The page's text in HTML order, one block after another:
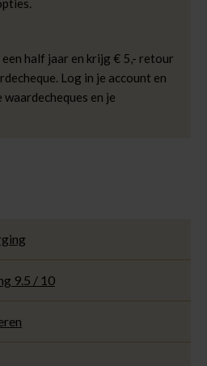
half jaar en krijg € 5,- retour
Log in je account en
en je
door DHL
informatie over
9.5 / 10
ons met een 9.5 uit 10
of deel jouw eigen
via de DHL Parcelshop
gratis in onze winkels.